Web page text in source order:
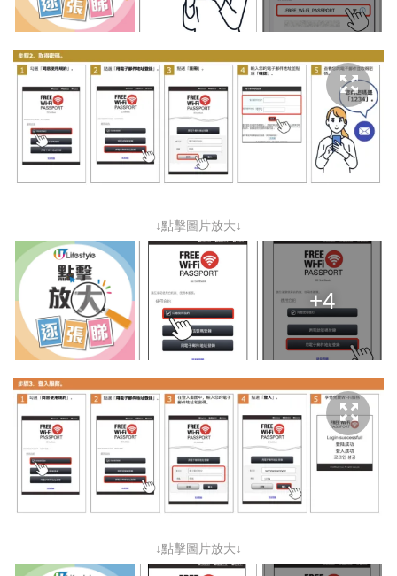
↓點擊圖片放大↓
+4
↓點擊圖片放大↓